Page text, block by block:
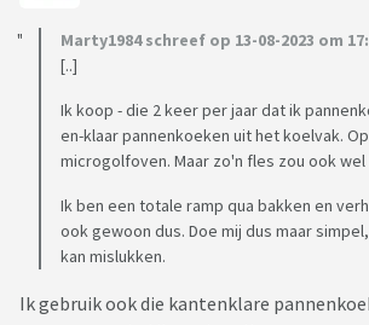
Marty1984 schreef op 13-08-2023 om
[..]
Ik koop - die 2 keer per jaar dat ik
en-klaar pannenkoeken uit het koelvak.
microgolfoven. Maar zo'n fles zou ook wel
Ik ben een totale ramp qua bakken en
ook gewoon dus. Doe mij dus maar
kan mislukken.
Ik gebruik ook die kantenklare